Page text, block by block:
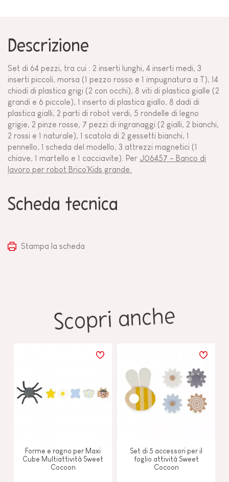
Descrizione
Set di 64 pezzi, tra cui : 2 inserti lunghi, 4 inserti medi, 3
inserti piccoli, morsa (1 pezzo rosso e 1 impugnatura a T), 14
chiodi di plastica grigi (2 con occhi), 8 viti di plastica gialle (2
grandi e 6 piccole), 1 inserto di plastica giallo, 8 dadi di
plastica gialli, 2 parti di robot verdi, 5 rondelle di legno
grigie, 2 pinze rosse, 7 pezzi di ingranaggi (2 gialli, 2 bianchi,
2 rossi e 1 naturale), 1 scatola di 2 gessetti bianchi, 1
pennello, 1 scheda del modello, 3 attrezzi magnetici (1
chiave, 1 martello e 1 cacciavite). Per J06457 - Banco di
lavoro per robot Brico'Kids grande.
Scheda tecnica
Stampa la scheda
Scopri anche
Forme e ragno per Maxi
Cube Multiattività Sweet
Cocoon
Set di 5 accessori per il
foglio attività Sweet
Cocoon